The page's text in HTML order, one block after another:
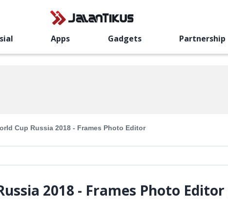
Apps Gadgets Partnership
Cup Russia 2018 - Frames Photo Editor
2018 - Frames Photo Editor